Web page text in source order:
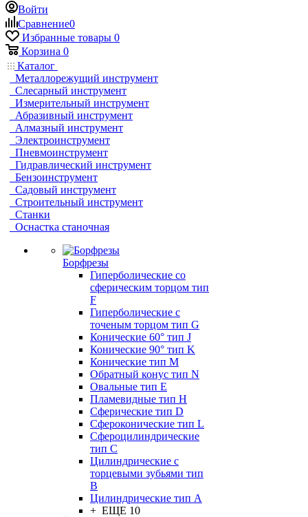
Войти
Сравнение0
Избранные товары 0
Корзина 0
Каталог
Металлорежущий инструмент
Слесарный инструмент
Измерительный инструмент
Абразивный инструмент
Алмазный инструмент
Электроинструмент
Пневмоинструмент
Гидравлический инструмент
Бензоинструмент
Садовый инструмент
Строительный инструмент
Станки
Оснастка станочная
Борфрезы
Гиперболические cо
сферическим торцом тип
F
Гиперболические с
точеным торцом тип G
Конические 60° тип J
Конические 90° тип K
Конические тип M
Обратный конус тип N
Овальные тип E
Пламевидные тип H
Сферические тип D
Сфероконические тип L
Сфероцилиндрические
тип C
Цилиндрические с
торцевыми зубьями тип
B
Цилиндрические тип А
+ ЕЩЕ 10